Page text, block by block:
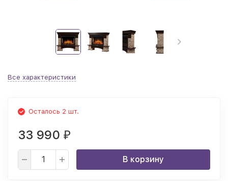
Все характеристики
Осталось 2 шт.
33 990 ₽
В корзину